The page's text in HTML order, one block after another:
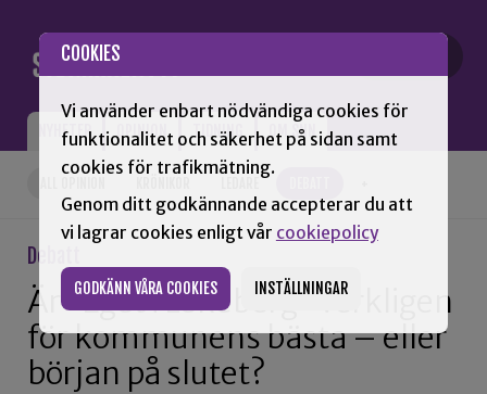
COOKIES
Vi använder enbart nödvändiga cookies för
funktionalitet och säkerhet på sidan samt
cookies för trafikmätning.
Genom ditt godkännande accepterar du att
vi lagrar cookies enligt vår cookiepolicy
GODKÄNN VÅRA COOKIES INSTÄLLNINGAR
NYHETER OPINION TIDNING OM SNN
Debatt
Är ”Eget i Lekeberg” verkligen
för kommunens bästa – eller
början på slutet?